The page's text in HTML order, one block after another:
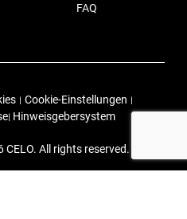
FAQ
| Cookie-Einstellungen |
| Hinweisgebersystem
All rights reserved.